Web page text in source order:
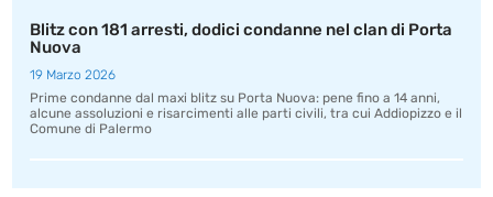
Blitz con 181 arresti, dodici condanne nel clan di Porta
Nuova
19 Marzo 2026
Prime condanne dal maxi blitz su Porta Nuova: pene fino a 14 anni,
alcune assoluzioni e risarcimenti alle parti civili, tra cui Addiopizzo e il
Comune di Palermo